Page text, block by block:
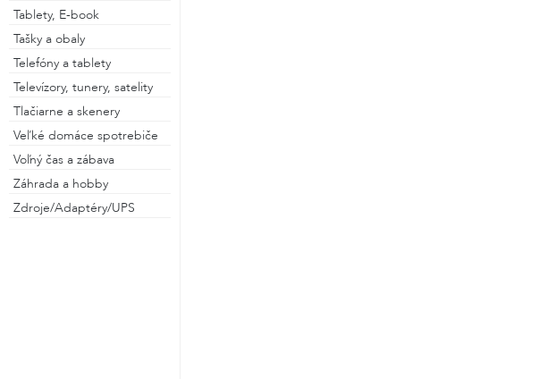
Tablety, E-book
Tašky a obaly
Telefóny a tablety
Televízory, tunery, satelity
Tlačiarne a skenery
Veľké domáce spotrebiče
Voľný čas a zábava
Záhrada a hobby
Zdroje/Adaptéry/UPS